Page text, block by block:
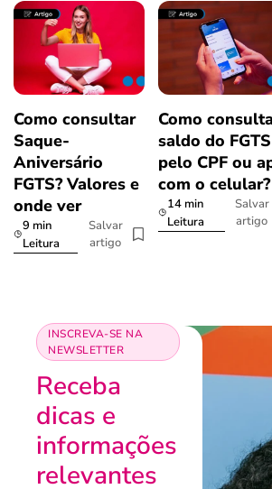
Como consultar
Saque-
Aniversário
FGTS? Valores e
onde ver
9 min
Leitura
Salvar
artigo
Como
saldo do FGTS
pelo CPF ou
com o celular?
14 min
Leitura
Salvar
artigo
INSCREVA-SE NA
NEWSLETTER
Receba
dicas e
informações
relevantes